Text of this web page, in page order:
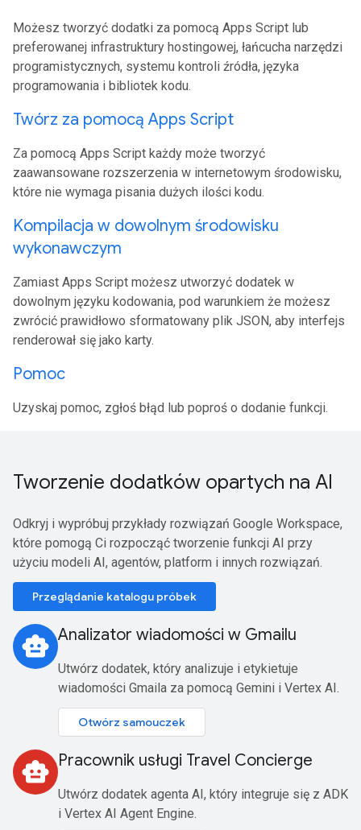
Możesz tworzyć dodatki za pomocą Apps Script lub
preferowanej infrastruktury hostingowej, łańcucha narzędzi
programistycznych, systemu kontroli źródła, języka
programowania i bibliotek kodu.
Twórz za pomocą Apps Script
Za pomocą Apps Script każdy może tworzyć
zaawansowane rozszerzenia w internetowym środowisku,
które nie wymaga pisania dużych ilości kodu.
Kompilacja w dowolnym środowisku
wykonawczym
Zamiast Apps Script możesz utworzyć dodatek w
dowolnym języku kodowania, pod warunkiem że możesz
zwrócić prawidłowo sformatowany plik JSON, aby interfejs
renderował się jako karty.
Pomoc
Uzyskaj pomoc, zgłoś błąd lub poproś o dodanie funkcji.
Tworzenie dodatków opartych na AI
Odkryj i wypróbuj przykłady rozwiązań Google Workspace,
które pomogą Ci rozpocząć tworzenie funkcji AI przy
użyciu modeli AI, agentów, platform i innych rozwiązań.
Przeglądanie katalogu próbek
smart_toy Analizator wiadomości w Gmailu
Utwórz dodatek, który analizuje i etykietuje
wiadomości Gmaila za pomocą Gemini i Vertex AI.
Otwórz samouczek
smart_toy Pracownik usługi Travel Concierge
Utwórz dodatek agenta AI, który integruje się z ADK
i Vertex AI Agent Engine.